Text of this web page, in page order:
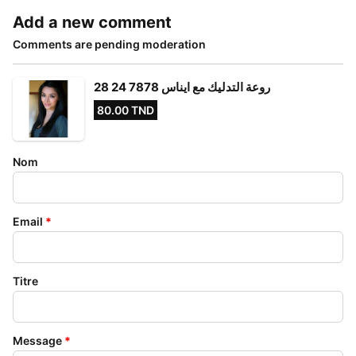
Add a new comment
Comments are pending moderation
روعة التدليك مع ايناس 7878 24 28
80.00 TND
Nom
Email *
Titre
Message *